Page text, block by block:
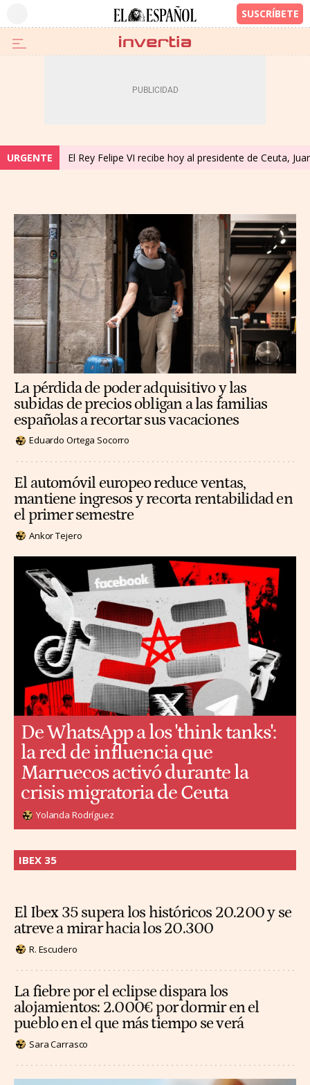
URGENTE El Rey Felipe VI recibe hoy al presidente de Ceuta,
La pérdida de poder adquisitivo y las
subidas de precios obligan a las familias
españolas a recortar sus vacaciones
Eduardo Ortega Socorro
El automóvil europeo reduce ventas,
mantiene ingresos y recorta rentabilidad en
el primer semestre
Ankor Tejero
De WhatsApp a los 'think tanks':
la red de influencia que
Marruecos activó durante la
crisis migratoria de Ceuta
Yolanda Rodríguez
IBEX 35
El Ibex 35 supera los históricos 20.200 y se
atreve a mirar hacia los 20.300
R. Escudero
La fiebre por el eclipse dispara los
alojamientos: 2.000€ por dormir en el
pueblo en el que más tiempo se verá
Sara Carrasco